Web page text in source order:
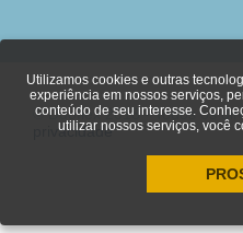
© Duoflex 2018 - Todos os
privacidade
Utilizamos cookies e outras
experiência em nossos serviços,
conteúdo de seu interesse.
utilizar nossos serviços, você